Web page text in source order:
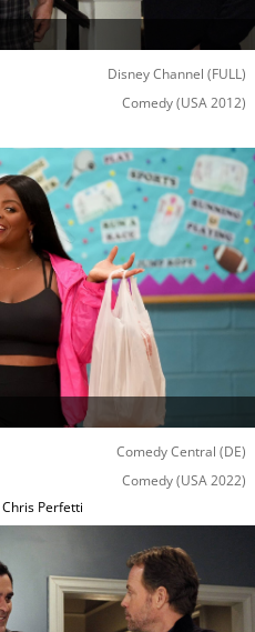
Disney Channel (FULL)
Comedy(USA 2012)
Comedy Central (DE)
Comedy(USA 2022)
Chris Perfetti